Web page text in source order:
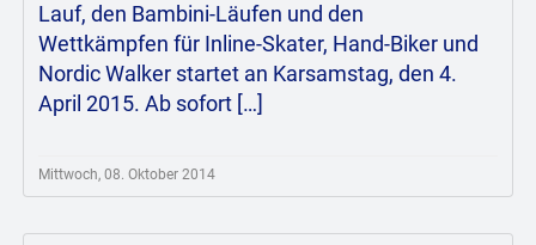
Lauf, den Bambini-Läufen und den
Wettkämpfen für Inline-Skater, Hand-Biker und
Nordic Walker startet an Karsamstag, den 4.
April 2015. Ab sofort […]
Mittwoch, 08. Oktober 2014